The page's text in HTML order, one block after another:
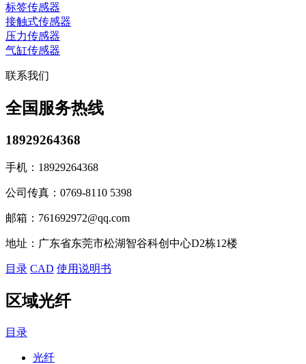
标签传感器
接触式传感器
压力传感器
气缸传感器
联系我们
全国服务热线
18929264368
手机： 18929264368
公司传真： 0769-8110 5398
邮箱： 761692972@qq.com
地址： 广东省东莞市松湖智谷科创中心D2栋12楼
目录 CAD 使用说明书
区域光纤
目录
光纤